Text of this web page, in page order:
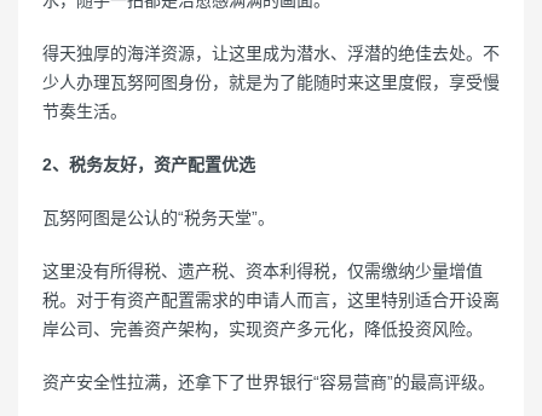
得天独厚的海洋资源，让这里成为潜水、浮潜的绝佳去处。不
少人办理瓦努阿图身份，就是为了能随时来这里度假，享受慢
节奏生活。
2、税务友好，资产配置优选
瓦努阿图是公认的“税务天堂”。
这里没有所得税、遗产税、资本利得税，仅需缴纳少量增值
税。对于有资产配置需求的申请人而言，这里特别适合开设离
岸公司、完善资产架构，实现资产多元化，降低投资风险。
资产安全性拉满，还拿下了世界银行“容易营商”的最高评级。